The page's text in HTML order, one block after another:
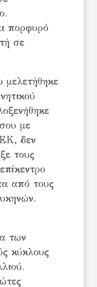
πορφυρό
σε
με
δεν
τους
από τους
των
κύκλους